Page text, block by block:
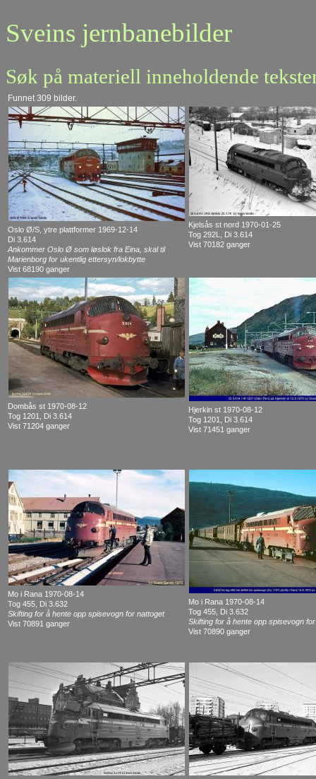
Sveins jernbanebilder
Søk på materiell inneholdende
Funnet 309 bilder.
Oslo Ø/S, ytre plattformer 1969-12-14
Di 3.614
Ankommer Oslo Ø som løslok fra Eina, skal til
Marienborg for ukentlig ettersyn/lokbytte
Vist 68190 ganger
Kjelsås st nord 1970-01-25
Tog 292L, Di 3.614
Vist 70182 ganger
Dombås st 1970-08-12
Tog 1201, Di 3.614
Vist 71204 ganger
Hjerkin st 1970-08-12
Tog 1201, Di 3.614
Vist 71451 ganger
Mo i Rana 1970-08-14
Tog 455, Di 3.632
Skifting for å hente opp spisevogn for nattoget
Vist 70891 ganger
Mo i Rana 1970-08-14
Tog 455, Di 3.632
Skifting for å hente opp spisevogn
Vist 70890 ganger